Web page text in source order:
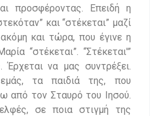
προσφέροντας. Επειδή η
και “στέκεται” μαζί
και τώρα, που έγινε η
“στέκεται”. “Στέκεται'”
να μας συντρέξει.
τα παιδιά της, που
από τον Σταυρό του Ιησού.
σε ποια στιγμή της